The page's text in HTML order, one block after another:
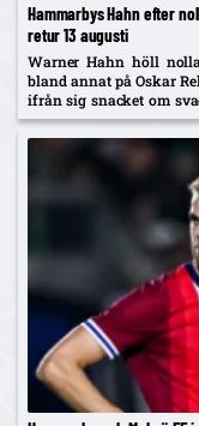
Hammarbys Hahn efter
retur 13 augusti
Warner Hahn höll
bland annat på Oskar
ifrån sig snacket om
och vinnaren går mot